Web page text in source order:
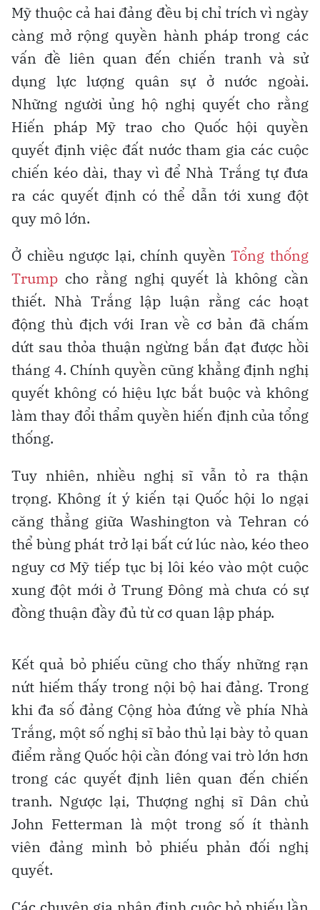
Mỹ thuộc cả hai đảng đều bị chỉ trích vì ngày
càng mở rộng quyền hành pháp trong các
vấn đề liên quan đến chiến tranh và sử
dụng lực lượng quân sự ở nước ngoài.
Những người ủng hộ nghị quyết cho rằng
Hiến pháp Mỹ trao cho Quốc hội quyền
quyết định việc đất nước tham gia các cuộc
chiến kéo dài, thay vì để Nhà Trắng tự đưa
ra các quyết định có thể dẫn tới xung đột
quy mô lớn.
Ở chiều ngược lại, chính quyềnTổng thống
Trump cho rằng nghị quyết là không cần
thiết. Nhà Trắng lập luận rằng các hoạt
động thù địch với Iran về cơ bản đã chấm
dứt sau thỏa thuận ngừng bắn đạt được hồi
tháng 4. Chính quyền cũng khẳng định nghị
quyết không có hiệu lực bắt buộc và không
làm thay đổi thẩm quyền hiến định của tổng
thống.
Tuy nhiên, nhiều nghị sĩ vẫn tỏ ra thận
trọng. Không ít ý kiến tại Quốc hội lo ngại
căng thẳng giữa Washington và Tehran có
thể bùng phát trở lại bất cứ lúc nào, kéo theo
nguy cơ Mỹ tiếp tục bị lôi kéo vào một cuộc
xung đột mới ở Trung Đông mà chưa có sự
đồng thuận đầy đủ từ cơ quan lập pháp.
Kết quả bỏ phiếu cũng cho thấy những rạn
nứt hiếm thấy trong nội bộ hai đảng. Trong
khi đa số đảng Cộng hòa đứng về phía Nhà
Trắng, một số nghị sĩ bảo thủ lại bày tỏ quan
điểm rằng Quốc hội cần đóng vai trò lớn hơn
trong các quyết định liên quan đến chiến
tranh. Ngược lại, Thượng nghị sĩ Dân chủ
John Fetterman là một trong số ít thành
viên đảng mình bỏ phiếu phản đối nghị
quyết.